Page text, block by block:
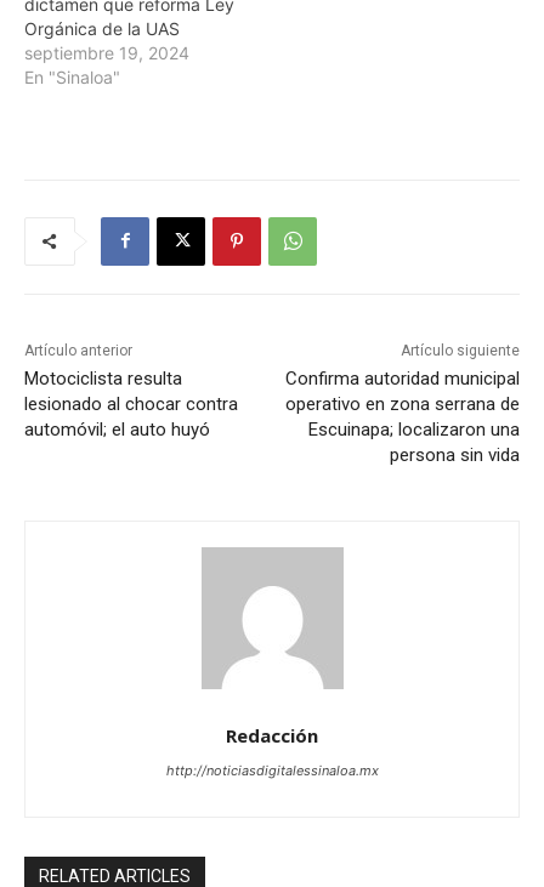
Orgánica de la UAS
septiembre 19, 2024
En "Sinaloa"
Artículo anterior
Motociclista resulta
lesionado al chocar contra
automóvil; el auto huyó
Artículo siguiente
Confirma autoridad municipal
operativo en zona serrana de
Escuinapa; localizaron una
persona sin vida
Redacción
http://noticiasdigitalessinaloa.mx
RELATED ARTICLES